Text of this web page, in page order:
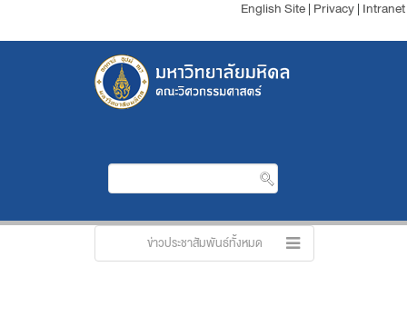
English Site| Privacy| Intranet
ข่าวประชาสัมพันธ์ทั้งหมด